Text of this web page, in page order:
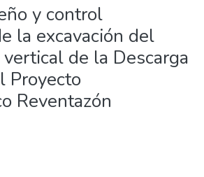
y control
la excavación del
de la Descarga
Proyecto
Reventazón